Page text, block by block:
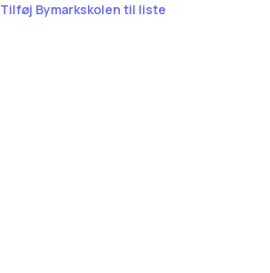
Tilføj Bymarkskolen til liste